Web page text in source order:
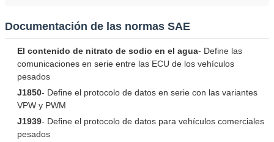
Documentación de las normas SAE
El contenido de nitrato de sodio en el agua- Define las
comunicaciones en serie entre las ECU de los vehículos
pesados
J1850- Define el protocolo de datos en serie con las variantes
VPW y PWM
J1939- Define el protocolo de datos para vehículos comerciales
pesados